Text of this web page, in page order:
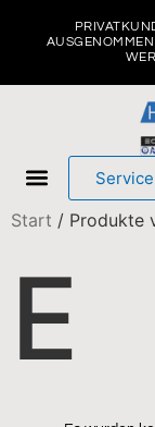
Service
Start / Produkte
E